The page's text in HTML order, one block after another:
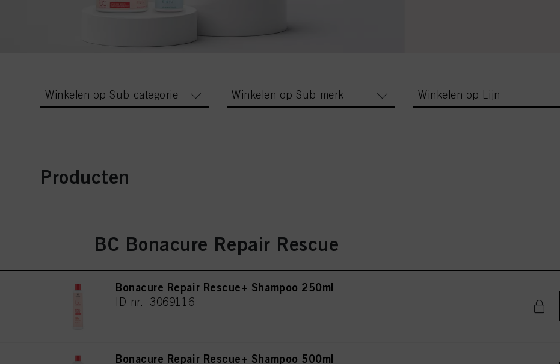
Winkelen op Sub-categorie Winkelen op Sub-merk Winkelen op Lijn
Producten
BC Bonacure Repair Rescue
Bonacure Repair Rescue+ Shampoo 250ml
ID-nr. 3069116
Bonacure Repair Rescue+ Shampoo 500ml